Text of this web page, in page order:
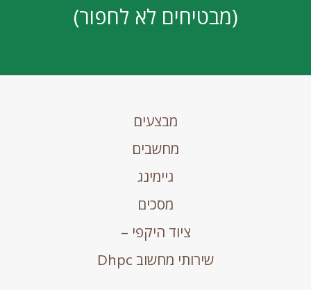
(מבטיחים לא לחפור)
מבצעים
מחשבים
גיימינג
מסכים
ציוד היקפי –
שירותי מחשוב Dhpc